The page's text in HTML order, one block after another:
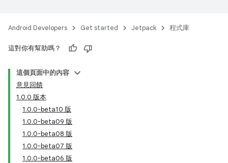
Android Developers Get started Jetpack 程式庫
這對你有幫助嗎？
這個頁面中的內容
意見回饋
1.0.0 版本
1.0.0-beta10 版
1.0.0-beta09 版
1.0.0-beta08 版
1.0.0-beta07 版
1.0.0-beta06 版